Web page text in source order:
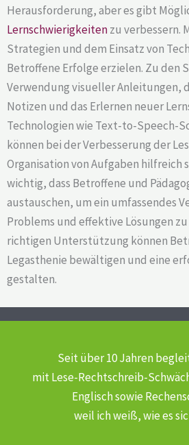
Herausforderung, aber es gibt
Lernschwierigkeitenzu verbessern.
Strategien und dem Einsatz von
Betroffene Erfolge erzielen. Zu den
Verwendung visueller Anleitungen,
Notizen und das Erlernen neuer
Technologien wie Text-to-Speech-
können bei der Verbesserung der
Organisation von Aufgaben hilfreich
wichtig, dass Betroffene und
austauschen, um ein umfassendes
Problems und effektive Lösungen
richtigen Unterstützung können
Legasthenie bewältigen und eine
gestalten.
Seit über 10 Jahren
mit Lese-Rechtschreib-
Englisch sowie
weil ich weiß, wie es